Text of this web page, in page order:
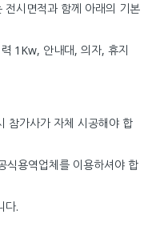
전시면적과 함께 아래의 기본
1Kw, 안내대, 의자, 휴지
참가사가 자체 시공해야 합
식용역업체를 이용하셔야 합
다.